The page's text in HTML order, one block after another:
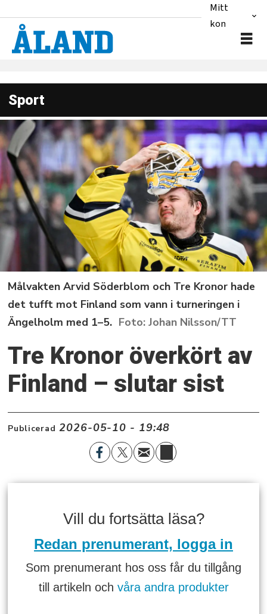
Mitt
konto
Sport
Målvakten Arvid Söderblom och Tre Kronor hade
det tufft mot Finland som vann i turneringen i
Ängelholm med 1–5.
Johan Nilsson/TT
Tre Kronor överkört av
Finland – slutar sist
Publicerad 2026-05-10 - 19:48
Vill du fortsätta läsa?
Redan prenumerant, logga in
Som prenumerant hos oss får du tillgång
till artikeln och våra andra produkter